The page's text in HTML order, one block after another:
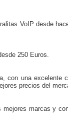
VoIP desde
250 Euros.
con una excelente
precios del
mejores marcas y